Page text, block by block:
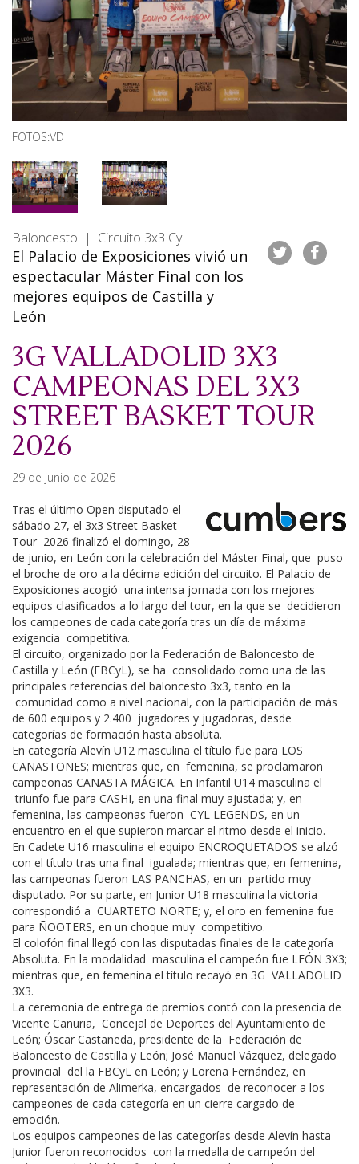
FOTOS:VD
Baloncesto | Circuito 3x3 CyL
El Palacio de Exposiciones vivió un
espectacular Máster Final con los
mejores equipos de Castilla y
León
3G VALLADOLID 3X3
CAMPEONAS DEL 3X3
STREET BASKET TOUR
2026
29 de junio de 2026
Tras el último Open disputado el
sábado 27, el 3x3 Street Basket
Tour 2026 finalizó el domingo, 28
de junio, en León con la celebración del Máster Final, que puso
el broche de oro a la décima edición del circuito. El Palacio de
Exposiciones acogió una intensa jornada con los mejores
equipos clasificados a lo largo del tour, en la que se decidieron
los campeones de cada categoría tras un día de máxima
exigencia competitiva.
El circuito, organizado por la Federación de Baloncesto de
Castilla y León (FBCyL), se ha consolidado como una de las
principales referencias del baloncesto 3x3, tanto en la
comunidad como a nivel nacional, con la participación de más
de 600 equipos y 2.400 jugadores y jugadoras, desde
categorías de formación hasta absoluta.
En categoría Alevín U12 masculina el título fue para LOS
CANASTONES; mientras que, en femenina, se proclamaron
campeonas CANASTA MÁGICA. En Infantil U14 masculina el
triunfo fue para CASHI, en una final muy ajustada; y, en
femenina, las campeonas fueron CYL LEGENDS, en un
encuentro en el que supieron marcar el ritmo desde el inicio.
En Cadete U16 masculina el equipo ENCROQUETADOS se alzó
con el título tras una final igualada; mientras que, en femenina,
las campeonas fueron LAS PANCHAS, en un partido muy
disputado. Por su parte, en Junior U18 masculina la victoria
correspondió a CUARTETO NORTE; y, el oro en femenina fue
para ÑOOTERS, en un choque muy competitivo.
El colofón final llegó con las disputadas finales de la categoría
Absoluta. En la modalidad masculina el campeón fue LEÓN 3X3;
mientras que, en femenina el título recayó en 3G VALLADOLID
3X3.
La ceremonia de entrega de premios contó con la presencia de
Vicente Canuria, Concejal de Deportes del Ayuntamiento de
León; Óscar Castañeda, presidente de la Federación de
Baloncesto de Castilla y León; José Manuel Vázquez, delegado
provincial del la FBCyL en León; y Lorena Fernández, en
representación de Alimerka, encargados de reconocer a los
campeones de cada categoría en un cierre cargado de
emoción.
Los equipos campeones de las categorías desde Alevín hasta
Junior fueron reconocidos con la medalla de campeón del